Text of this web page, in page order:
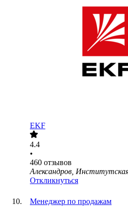
EKF
4.4
•
460 отзывов
Александров,
Откликнуться
Менеджер по продажам